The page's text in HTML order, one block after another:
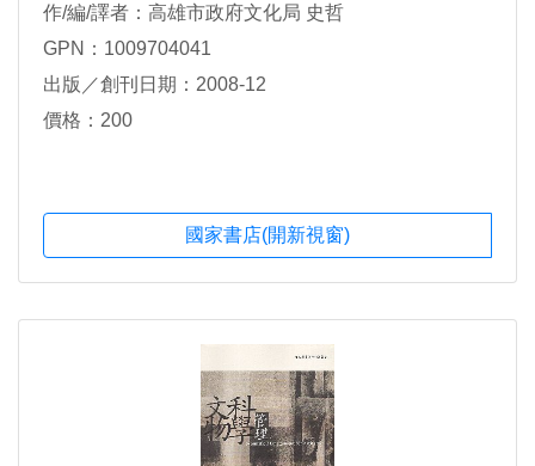
作/編/譯者：高雄市政府文化局 史哲
GPN：1009704041
出版／創刊日期：2008-12
價格：200
國家書店(開新視窗)